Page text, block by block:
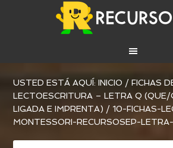
USTED ESTÁ AQUÍ:INICIO / FICHAS
LECTOESCRITURA – LETRA Q (QUE/
LIGADA E IMPRENTA) / 10-FICHAS-
MONTESSORI-RECURSOSEP-